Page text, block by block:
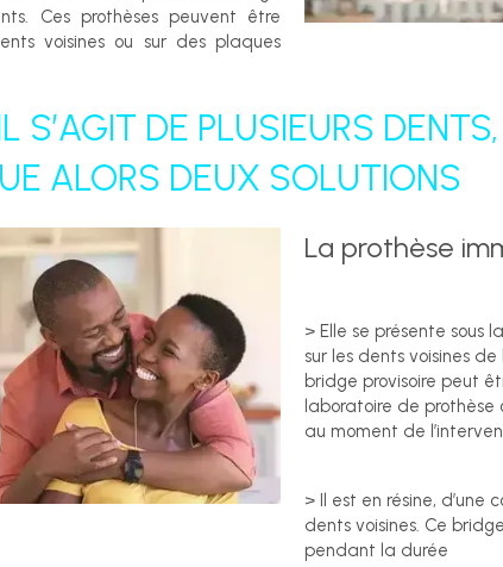
Ces prothèses peuvent être
voisines ou sur des plaques
S’AGIT DE PLUSIEURS
ALORS DEUX SOLUTIONS
La prothèse
> Elle se présente sous
sur les dents voisines
bridge provisoire peut
laboratoire de prothèse
au moment de
> Il est en résine, d’une
dents voisines. Ce
pendant la durée